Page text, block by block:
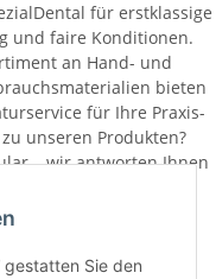
für erstklassige
und faire Konditionen.
an Hand- und
bieten
für Ihre Praxis-
unseren Produkten?
– wir antworten Ihnen
E-Mail.
gestatten Sie den